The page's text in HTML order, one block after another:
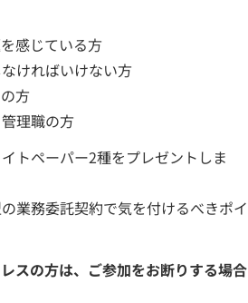
感じている方
ければいけない方
方
理職の方
トペーパー2種をプレゼントしま
業務委託契約で気を付けるべきポイ
スの方は、ご参加をお断りする場合